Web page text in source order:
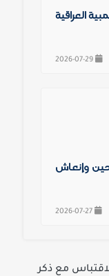
العراقية
2026-07-29
وإنعاش
2026-07-27
مع ذكر